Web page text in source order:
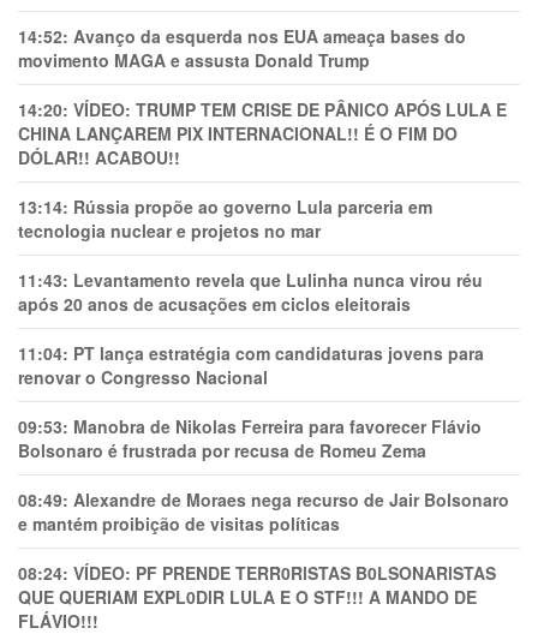
14:52: Avanço da esquerda nos EUA ameaça bases do
movimento MAGA e assusta Donald Trump
14:20: VÍDEO: TRUMP TEM CRlSE DE PÂNlCO APÓS LULA E
CHINA LANÇAREM PIX INTERNACIONAL!! É O FIM DO
DÓLAR!! ACABOU!!
13:14: Rússia propõe ao governo Lula parceria em
tecnologia nuclear e projetos no mar
11:43: Levantamento revela que Lulinha nunca virou réu
após 20 anos de acusações em ciclos eleitorais
11:04: PT lança estratégia com candidaturas jovens para
renovar o Congresso Nacional
09:53: Manobra de Nikolas Ferreira para favorecer Flávio
Bolsonaro é frustrada por recusa de Romeu Zema
08:49: Alexandre de Moraes nega recurso de Jair Bolsonaro
e mantém proibição de visitas políticas
08:24: VÍDEO: PF PRENDE TERR0RlSTAS B0LSONARlSTAS
QUE QUERIAM EXPL0DlR LULA E O STF!!! A MANDO DE
FLÁVIO!!!